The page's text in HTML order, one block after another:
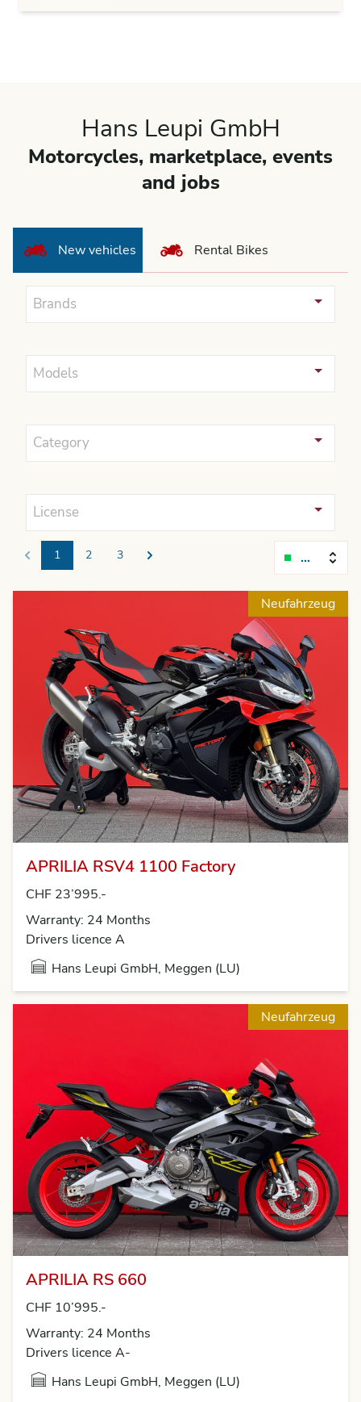
Hans Leupi GmbH
Motorcycles, marketplace, events
and jobs
New vehicles Rental Bikes
Brands
Models
Category
License
Previous
1 2 3 Next
Neufahrzeug
APRILIA RSV4 1100 Factory
CHF 23’995.-
Warranty: 24 Months
Drivers licence A
Hans Leupi GmbH, Meggen (LU)
Neufahrzeug
APRILIA RS 660
CHF 10’995.-
Warranty: 24 Months
Drivers licence A-
Hans Leupi GmbH, Meggen (LU)